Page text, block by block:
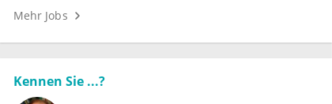
Mehr Jobs
Kennen Sie ...?